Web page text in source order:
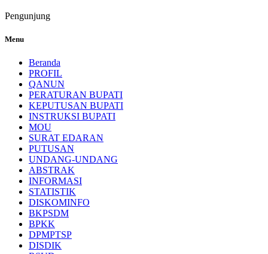
Pengunjung
Menu
Beranda
PROFIL
QANUN
PERATURAN BUPATI
KEPUTUSAN BUPATI
INSTRUKSI BUPATI
MOU
SURAT EDARAN
PUTUSAN
UNDANG-UNDANG
ABSTRAK
INFORMASI
STATISTIK
DISKOMINFO
BKPSDM
BPKK
DPMPTSP
DISDIK